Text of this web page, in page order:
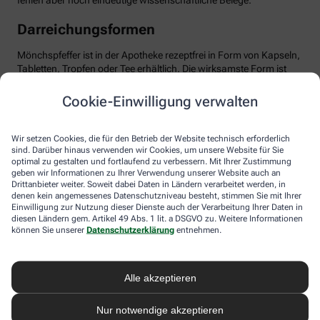
Cookie-Einwilligung verwalten
Wir setzen Cookies, die für den Betrieb der Website technisch erforderlich
sind. Darüber hinaus verwenden wir Cookies, um unsere Website für Sie
optimal zu gestalten und fortlaufend zu verbessern. Mit Ihrer Zustimmung
geben wir Informationen zu Ihrer Verwendung unserer Website auch an
Drittanbieter weiter. Soweit dabei Daten in Ländern verarbeitet werden, in
denen kein angemessenes Datenschutzniveau besteht, stimmen Sie mit Ihrer
Einwilligung zur Nutzung dieser Dienste auch der Verarbeitung Ihrer Daten in
diesen Ländern gem. Artikel 49 Abs. 1 lit. a DSGVO zu. Weitere Informationen
können Sie unserer Datenschutzerklärung entnehmen.
Alle akzeptieren
Nur notwendige akzeptieren
Darreichungsformen
Mönchspfeffer ist in der Apotheke rezeptfrei in Form von Kapseln,
Tabletten, Tropfen oder Tee erhältlich. Die wirksamste Form ist
mg pro Tag. Wichtig: Man sollte Geduld haben und das Präparat
mindestens über drei Menstruationszyklen einnehmen, bis sich
Regel gut verträglich. Dennoch sollten Sie die Anwendung ärztlich
besprechen, besonders bei gleichzeitiger Einnahme von
Medikamenten, die auf Dopamin-Rezeptoren wirken,
beispielsweise bei psychischen Erkrankungen. Ebenso sollte
Mönchspfeffer nicht in Schwangerschaft oder Stillzeit
eingenommen werden, da er u.a. die Milchproduktion stören
kann.